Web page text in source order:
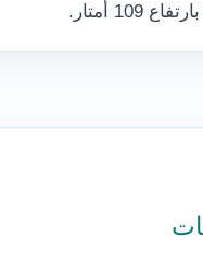
أمتار.